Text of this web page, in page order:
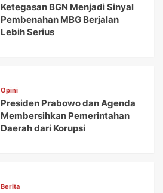
Ketegasan BGN Menjadi Sinyal
Pembenahan MBG Berjalan
Lebih Serius
Opini
Presiden Prabowo dan Agenda
Membersihkan Pemerintahan
Daerah dari Korupsi
Berita